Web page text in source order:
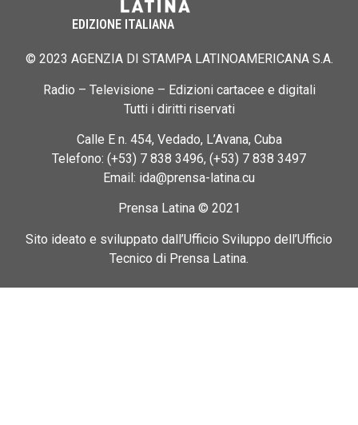
EDIZIONE ITALIANA
© 2023 AGENZIA DI STAMPA LATINOAMERICANA S.A.
Radio – Televisione – Edizioni cartacee e digitali
Tutti i diritti riservati
Calle E n. 454, Vedado, L’Avana, Cuba
Telefono: (+53) 7 838 3496, (+53) 7 838 3497
Email: ida@prensa-latina.cu
Prensa Latina © 2021
Sito ideato e sviluppato dall’Ufficio Sviluppo dell’Ufficio
Tecnico di Prensa Latina.